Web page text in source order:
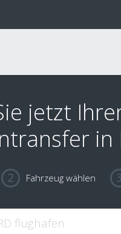
jetzt
in
Fahrzeug wählen